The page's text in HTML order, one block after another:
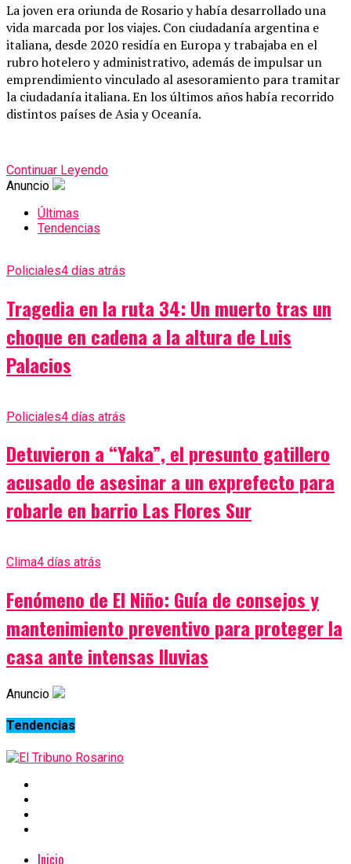
La joven era oriunda de Rosario y había desarrollado una
vida marcada por los viajes. Con ciudadanía argentina e
italiana, desde 2020 residía en Europa y trabajaba en el
rubro hotelero y administrativo, además de impulsar un
emprendimiento vinculado al asesoramiento para tramitar
la ciudadanía italiana. En los últimos años había recorrido
distintos países de Asia y Oceanía.
Continuar Leyendo
Anuncio
Últimas
Tendencias
Policiales4 días atrás
Tragedia en la ruta 34: Un muerto tras un
choque en cadena a la altura de Luis
Palacios
Policiales4 días atrás
Detuvieron a “Yaka”, el presunto gatillero
acusado de asesinar a un exprefecto para
robarle en barrio Las Flores Sur
Clima4 días atrás
Fenómeno de El Niño: Guía de consejos y
mantenimiento preventivo para proteger la
casa ante intensas lluvias
Anuncio
Tendencias
Inicio